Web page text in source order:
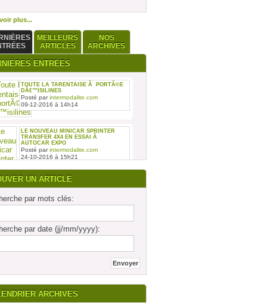
plus...
MEILLEURS
ARTICLES
NOS
ARCHIVES
ENTRÉES
TOUTE LA TARENTAISE Ã PORTÃ©E
DÂ€™ISILINES
Posté parintermodalite.com
09-12-2016 à 14h14
LE NOUVEAU MINICAR SPRINTER
TRANSFER 4X4 EN ESSAI Ã
AUTOCAR EXPO
Posté parintermodalite.com
24-10-2016 à 15h21
REMISE DES SIX PREMIERS INTOURO
MERCEDES-BENZ ASSEMBLÃ©S SUR
LE SITE DAIMLER BUSES DE LIGNY-
28-09-2016 à 17h19
UN ARTICLE
par mots clés:
par date (jj/mm/yyyy):
ARCHIVES